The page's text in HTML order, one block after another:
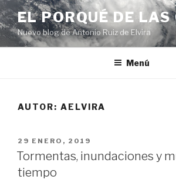
Ir
al
contenido
EL PORQUÉ DE LAS
Nuevo blog de Antonio Ruiz de Elvira
Menú
AUTOR: AELVIRA
PUBLICADO
EN
29 ENERO, 2019
Tormentas, inundaciones y
tiempo